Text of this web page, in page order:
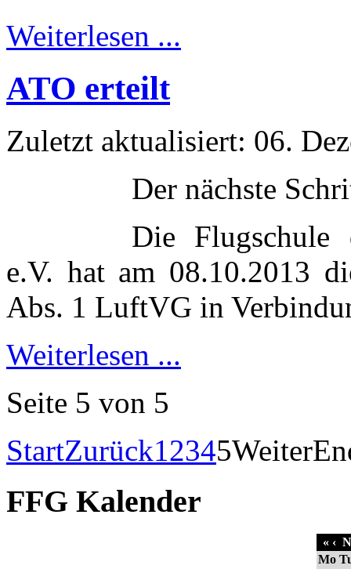
Weiterlesen ...
ATO erteilt
Zuletzt aktualisiert: 06.
Der nächste
Die Flugschule
e.V. hat am 08.10.2013
Abs. 1 LuftVG in
Weiterlesen ...
Seite 5 von 5
StartZurück12345Weiter
FFG Kalender
« ‹
Mo